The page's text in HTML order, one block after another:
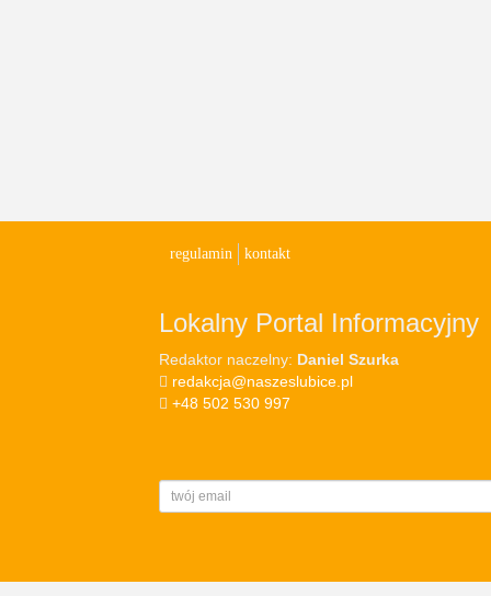
regulamin kontakt
Lokalny Portal Informacyjny
Redaktor naczelny: Daniel Szurka
redakcja@naszeslubice.pl
+48 502 530 997